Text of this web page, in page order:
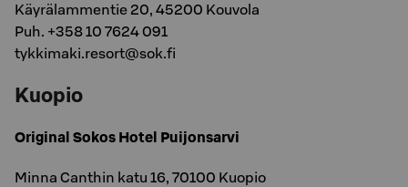
Käyrälammentie 20, 45200 Kouvola
Puh. +358 10 7624 091
tykkimaki.resort@sok.fi
Kuopio
Original Sokos Hotel Puijonsarvi
Minna Canthin katu 16, 70100 Kuopio